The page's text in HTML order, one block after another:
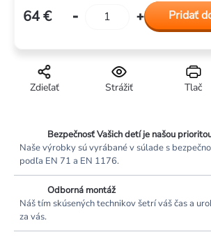
Tlač
Strážiť
Zdieľať
64 €
Jednotková
Pridať
Bezpečnosť Vašich detí je našou
Naše výrobky sú vyrábané v súlade s
podľa EN 71 a EN 1176.
Odborná montáž
Náš tím skúsených technikov šetrí váš čas a
za vás.